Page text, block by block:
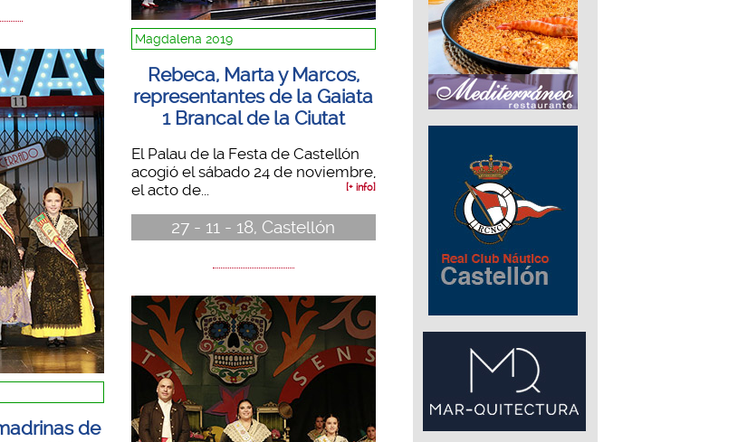
de
Magdalena 2019
Rebeca, Marta y Marcos,
representantes de la Gaiata
1 Brancal de la Ciutat
El Palau de la Festa de Castellón
acogió el sábado 24 de noviembre,
el acto de...
[+ info]
27 - 11 - 18, Castellón